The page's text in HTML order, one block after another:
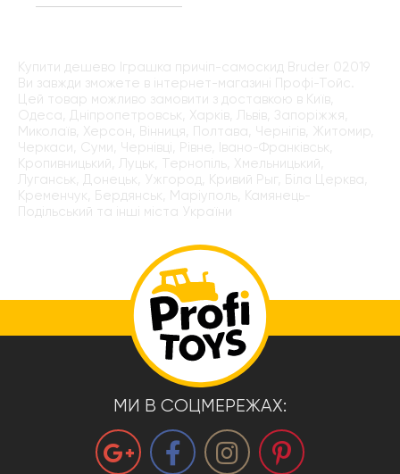
Купити дешево Іграшка причіп-самоскид Bruder 02019
Ви завжди зможете в інтернет-магазині Профі-Тойс.
Цей товар можливо замовити з доставкою в Київ,
Одеса, Дніпропетровськ, Харків, Львів, Запоріжжя,
Миколаїв, Херсон, Вінниця, Полтава, Чернігів, Житомир,
Черкаси, Суми, Чернівці, Рівне, Івано-Франківськ,
Кропивницький, Луцьк, Тернопіль, Хмельницький,
Луганськ, Донецьк, Ужгород, Кривий Рыг, Біла Церква,
Кременчук, Бердянськ, Маріуполь, Камянець-
Подільський та інші міста України
МИ В СОЦМЕРЕЖАХ: